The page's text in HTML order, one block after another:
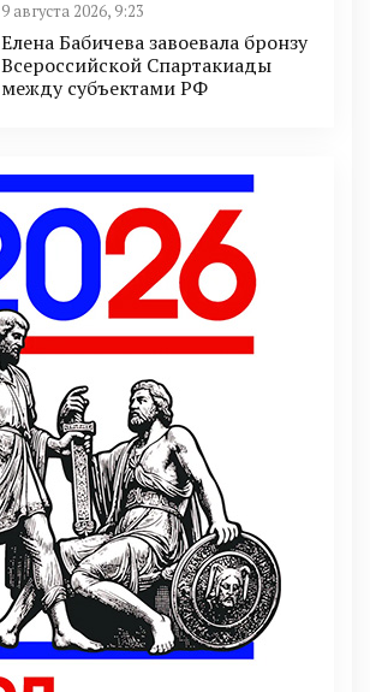
9 августа 2026, 9:23
Елена Бабичева завоевала бронзу
Всероссийской Спартакиады
между субъектами РФ